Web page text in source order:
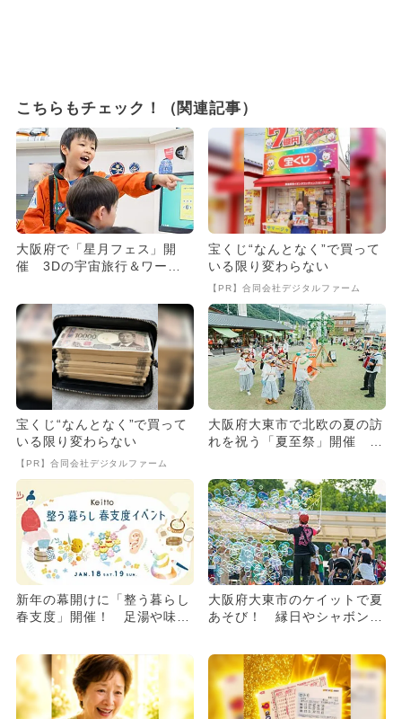
こちらもチェック！（関連記事）
大阪府で「星月フェス」開
催 3Dの宇宙旅行＆ワーク
宝くじ“なんとなく”で買って
いる限り変わらない
【PR】合同会社デジタルファーム
宝くじ“なんとなく”で買って
いる限り変わらない
【PR】合同会社デジタルファーム
大阪府大東市で北欧の夏の訪
れを祝う「夏至祭」開催 グ
新年の幕開けに「整う暮らし
春支度」開催！ 足湯や味噌
大阪府大東市のケイットで夏
あそび！ 縁日やシャボン玉
も！